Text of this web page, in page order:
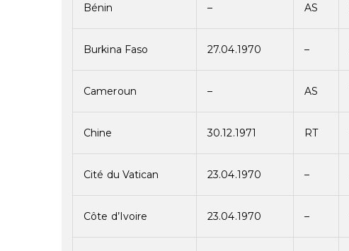
Bénin – AS
Burkina Faso 27.04.1970 –
Cameroun – AS
Chine 30.12.1971 RT
Cité du Vatican 23.04.1970 –
Côte d’Ivoire 23.04.1970 –